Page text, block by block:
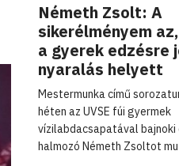
Németh Zsolt: A
sikerélményem
a gyerek edzésre
nyaralás helyett
Mestermunka című
héten az UVSE fúi gyermek
vízilabdacsapatával bajnoki
halmozó Németh Zsoltot